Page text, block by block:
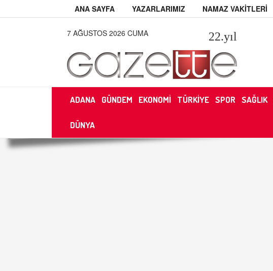
ANA SAYFA YAZARLARIMIZ NAMAZ VAKİTLERİ
7 AĞUSTOS 2026 CUMA 22.yıl
ADANA GÜNDEM EKONOMİ TÜRKİYE SPOR SAĞLIK
DÜNYA